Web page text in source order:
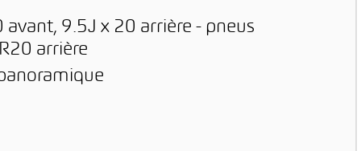
9.5J x 20 arrière - pneus
arrière